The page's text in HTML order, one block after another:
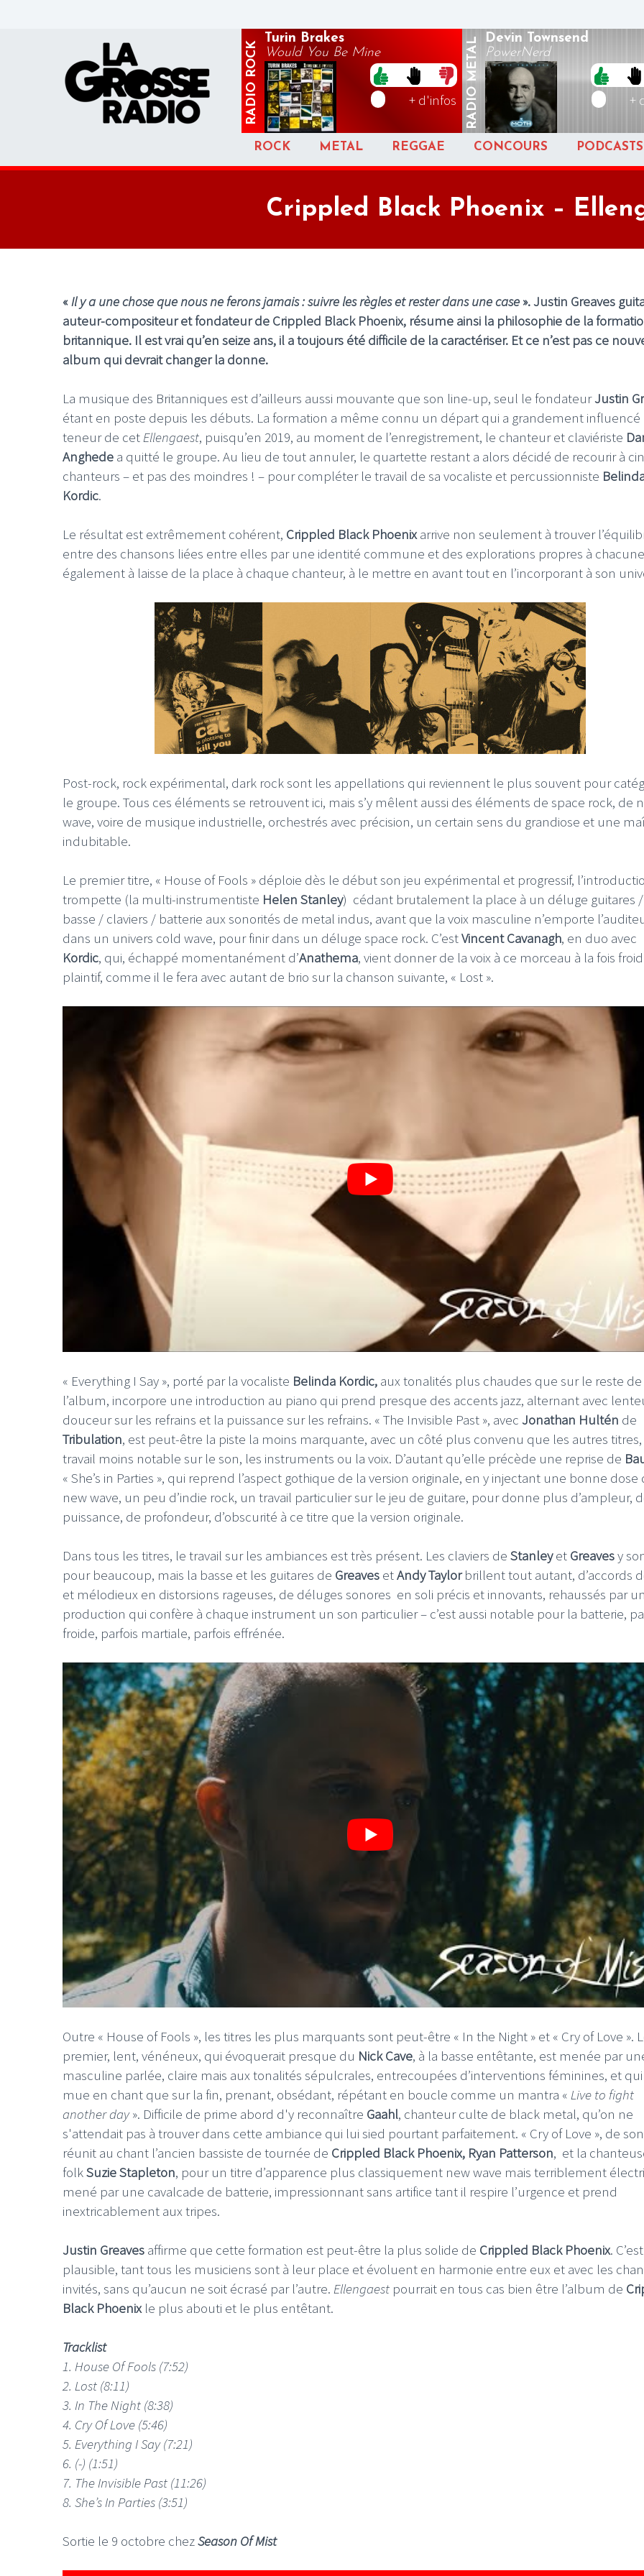
RADIO
ROCK
Turin Brakes
Would You Be Mine
+ d'infos RADIO
METAL Devin Townsend
PowerNerd
+
ROCK METAL REGGAE CONCOURS PODCASTS
Crippled Black Phoenix –
«Il y a une chose que nous ne ferons jamais : suivre les règles et rester dans une case ».Justin Greaves
auteur-compositeur et fondateur de Crippled Black Phoenix, résume ainsi la philosophie de la
britannique. Il est vrai qu’en seize ans, il a toujours été difficile de la caractériser. Et ce n’est pas ce
album qui devrait changer la donne.
La musique des Britanniques est d’ailleurs aussi mouvante que son line-up, seul le fondateurJustin
étant en poste depuis les débuts. La formation a même connu un départ qui a grandement influencé
teneur de cetEllengaest, puisqu’en 2019, au moment de l’enregistrement, le chanteur et claviériste
Anghede a quitté le groupe. Au lieu de tout annuler, le quartette restant a alors décidé de recourir à
chanteurs – et pas des moindres ! – pour compléter le travail de sa vocaliste et percussionniste
Kordic.
Le résultat est extrêmement cohérent, Crippled Black Phoenixarrive non seulement à trouver
entre des chansons liées entre elles par une identité commune et des explorations propres à
également à laisse de la place à chaque chanteur, à le mettre en avant tout en l’incorporant à son
Post-rock, rock expérimental, dark rock sont les appellations qui reviennent le plus souvent pour
le groupe. Tous ces éléments se retrouvent ici, mais s’y mêlent aussi des éléments de space rock, de
wave, voire de musique industrielle, orchestrés avec précision, un certain sens du grandiose et une
indubitable.
Le premier titre, « House of Fools » déploie dès le début son jeu expérimental et progressif,
trompette (la multi-instrumentiste Helen Stanley) cédant brutalement la place à un déluge guitares /
basse / claviers / batterie aux sonorités de metal indus, avant que la voix masculine n’emporte
dans un univers cold wave, pour finir dans un déluge space rock. C’estVincent Cavanagh, en duo avec
Kordic, qui, échappé momentanément d’Anathema, vient donner de la voix à ce morceau à la fois
plaintif, comme il le fera avec autant de brio sur la chanson suivante, « Lost ».
« Everything I Say », porté par la vocaliste Belinda Kordic, aux tonalités plus chaudes que sur le reste de
l’album, incorpore une introduction au piano qui prend presque des accents jazz, alternant avec
douceur sur les refrains et la puissance sur les refrains. « The Invisible Past », avec Jonathan Hultén de
Tribulation, est peut-être la piste la moins marquante, avec un côté plus convenu que les autres
travail moins notable sur le son, les instruments ou la voix. D’autant qu’elle précède une reprise de
« She’s in Parties », qui reprend l’aspect gothique de la version originale, en y injectant une bonne dose
new wave, un peu d’indie rock, un travail particulier sur le jeu de guitare, pour donne plus d’ampleur,
puissance, de profondeur, d’obscurité à ce titre que la version originale.
Dans tous les titres, le travail sur les ambiances est très présent. Les claviers de Stanleyet Greavesy
pour beaucoup, mais la basse et les guitares de Greaves etAndy Taylorbrillent tout autant, d’accords
et mélodieux en distorsions rageuses, de déluges sonores en soli précis et innovants, rehaussés par
production qui confère à chaque instrument un son particulier – c’est aussi notable pour la batterie,
froide, parfois martiale, parfois effrénée.
Outre « House of Fools », les titres les plus marquants sont peut-être « In the Night » et « Cry of Love ».
premier, lent, vénéneux, qui évoquerait presque du Nick Cave, à la basse entêtante, est menée par
masculine parlée, claire mais aux tonalités sépulcrales, entrecoupées d’interventions féminines, et
mue en chant que sur la fin, prenant, obsédant, répétant en boucle comme un mantra « Live to fight
another day». Difficile de prime abord d'y reconnaître Gaahl, chanteur culte de black metal, qu’on ne
s'attendait pas à trouver dans cette ambiance qui lui sied pourtant parfaitement. « Cry of Love », de
réunit au chant l’ancien bassiste de tournée de Crippled Black Phoenix, Ryan Patterson, et la
folkSuzie Stapleton, pour un titre d’apparence plus classiquement new wave mais terriblement
mené par une cavalcade de batterie, impressionnant sans artifice tant il respire l’urgence et prend
inextricablement aux tripes.
Justin Greaves affirme que cette formation est peut-être la plus solide de Crippled Black Phoenix.
plausible, tant tous les musiciens sont à leur place et évoluent en harmonie entre eux et avec les
invités, sans qu’aucun ne soit écrasé par l’autre. Ellengaest pourrait en tous cas bien être l’album de
Black Phoenix le plus abouti et le plus entêtant.
Tracklist
1. House Of Fools (7:52)
2. Lost (8:11)
3. In The Night (8:38)
4. Cry Of Love (5:46)
5. Everything I Say (7:21)
6. (-) (1:51)
7. The Invisible Past (11:26)
8. She’s In Parties (3:51)
Sortie le 9 octobre chezSeason Of Mist
LE GROS RIFFIFI –
Christmas Riffifi 2025 !!!
LE GROS RIFFIFI –